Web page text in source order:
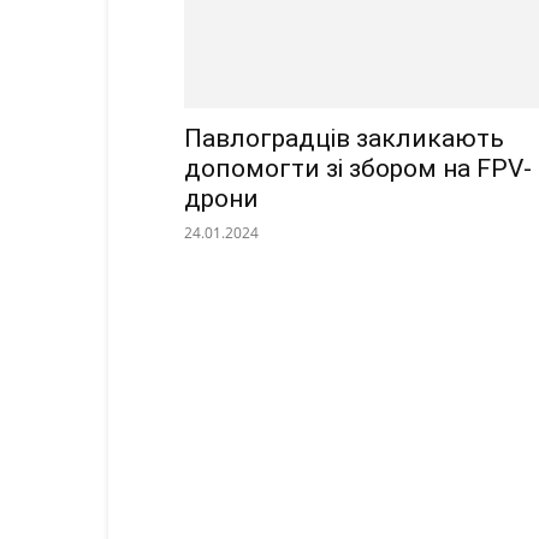
Павлоградців закликають
допомогти зі збором на FPV-
дрони
24.01.2024